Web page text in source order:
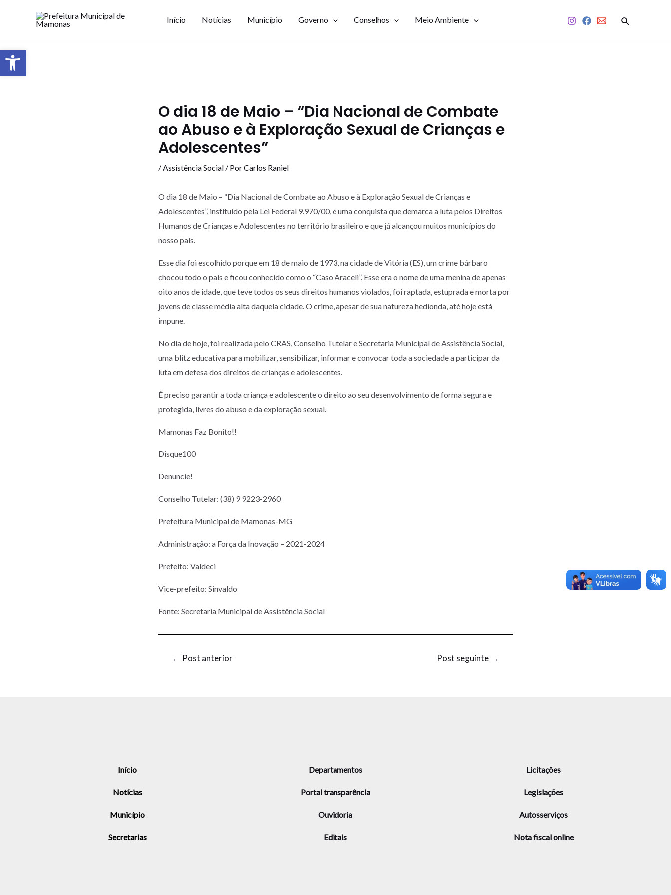
Início Notícias Município Governo Conselhos Meio Ambiente
O dia 18 de Maio – “Dia Nacional de Combate
ao Abuso e à Exploração Sexual de Crianças e
Adolescentes”
/Assistência Social / PorCarlos Raniel
O dia 18 de Maio – “Dia Nacional de Combate ao Abuso e à Exploração Sexual de Crianças e
Adolescentes”, instituído pela Lei Federal 9.970/00, é uma conquista que demarca a luta pelos Direitos
Humanos de Crianças e Adolescentes no território brasileiro e que já alcançou muitos municípios do
nosso país.
Esse dia foi escolhido porque em 18 de maio de 1973, na cidade de Vitória (ES), um crime bárbaro
chocou todo o país e ficou conhecido como o “Caso Araceli”. Esse era o nome de uma menina de apenas
oito anos de idade, que teve todos os seus direitos humanos violados, foi raptada, estuprada e morta por
jovens de classe média alta daquela cidade. O crime, apesar de sua natureza hedionda, até hoje está
impune.
No dia de hoje, foi realizada pelo CRAS, Conselho Tutelar e Secretaria Municipal de Assistência Social,
uma blitz educativa para mobilizar, sensibilizar, informar e convocar toda a sociedade a participar da
luta em defesa dos direitos de crianças e adolescentes.
É preciso garantir a toda criança e adolescente o direito ao seu desenvolvimento de forma segura e
protegida, livres do abuso e da exploração sexual.
Mamonas Faz Bonito!!
Disque100
Denuncie!
Conselho Tutelar: (38) 9 9223-2960
Prefeitura Municipal de Mamonas-MG
Administração: a Força da Inovação – 2021-2024
Prefeito: Valdeci
Vice-prefeito: Sinvaldo
Fonte: Secretaria Municipal de Assistência Social
← Post anterior Post seguinte →
Início
Notícias
Município
Secretarias
Departamentos
Portal transparência
Ouvidoria
Editais
Licitações
Legislações
Autosserviços
Nota fiscal online
Barra de Ferramentas Aberta